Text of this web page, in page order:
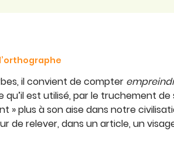
il convient de compter
qu’il est utilisé, par le truchement
» plus à son aise dans notre
de relever, dans un article, un